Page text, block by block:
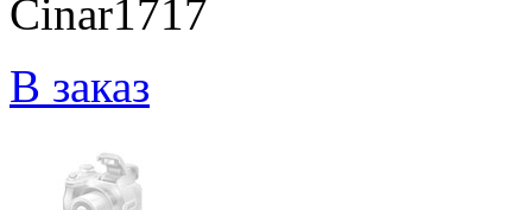
Cinar1717
В заказ